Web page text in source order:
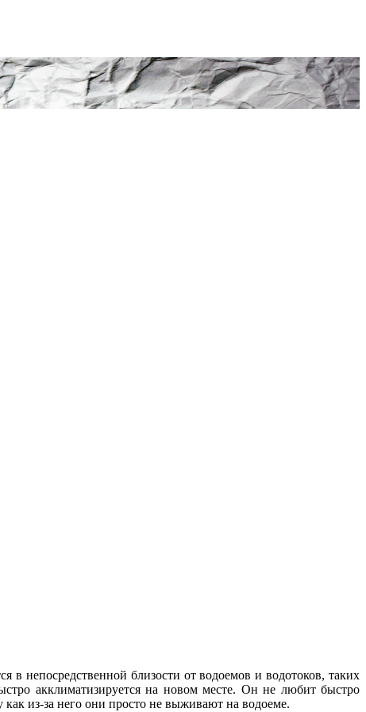
в непосредственной близости от водоемов и водотоков, таких
акклиматизируется на новом месте. Он не любит быстро
из-за него они просто не выживают на водоеме.